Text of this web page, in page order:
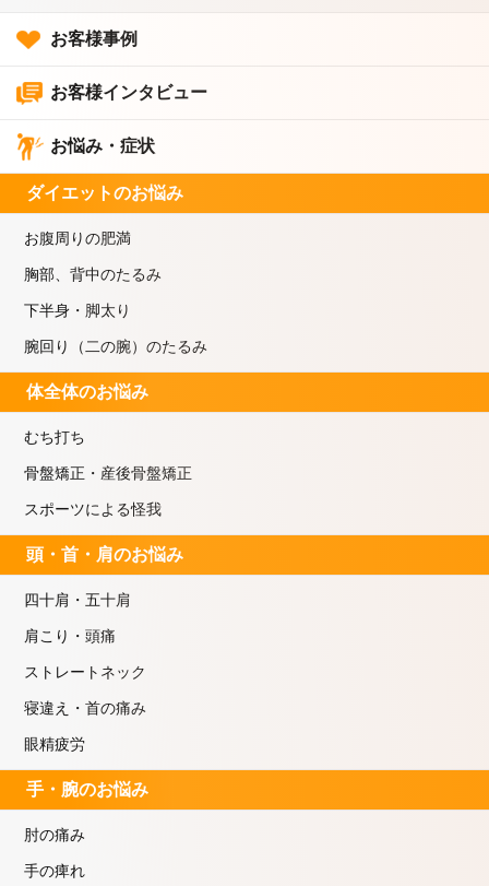
お客様事例
お客様インタビュー
お悩み・症状
ダイエットのお悩み
お腹周りの肥満
胸部、背中のたるみ
下半身・脚太り
腕回り（二の腕）のたるみ
体全体のお悩み
むち打ち
骨盤矯正・産後骨盤矯正
スポーツによる怪我
頭・首・肩のお悩み
四十肩・五十肩
肩こり・頭痛
ストレートネック
寝違え・首の痛み
眼精疲労
手・腕のお悩み
肘の痛み
手の痺れ